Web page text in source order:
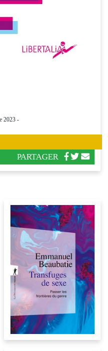
2023 -
PARTAGER